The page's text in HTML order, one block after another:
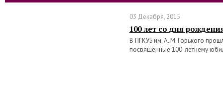
03 Декабря, 2015
100 лет со дня
В ПГКУБ им. А. М. Горького
посвященные 100-летнему